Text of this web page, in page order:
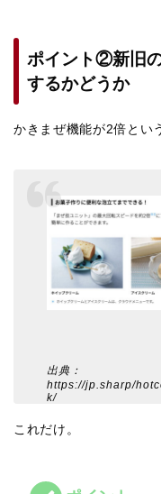
ポイント②新旧
するかどうか
かきまぜ機能が2倍とい
出典：
https://jp.sharp/
k/
これだけ。